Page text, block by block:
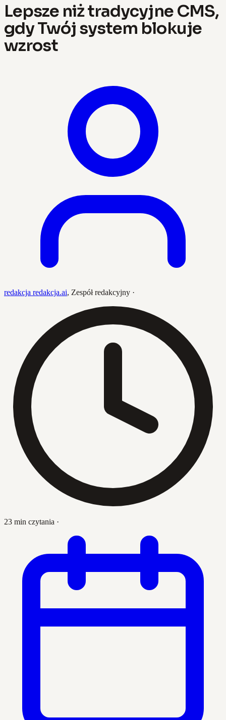
Lepsze niż tradycyjne CMS,
gdy Twój system blokuje
wzrost
redakcja redakcja.ai, Zespół redakcyjny ·
23 min czytania ·